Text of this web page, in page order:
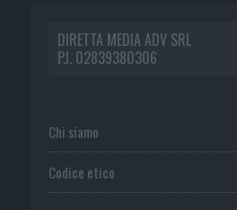
DIRETTA MEDIA ADV SRL
P.I. 02839380306
Chi siamo
Codice etico